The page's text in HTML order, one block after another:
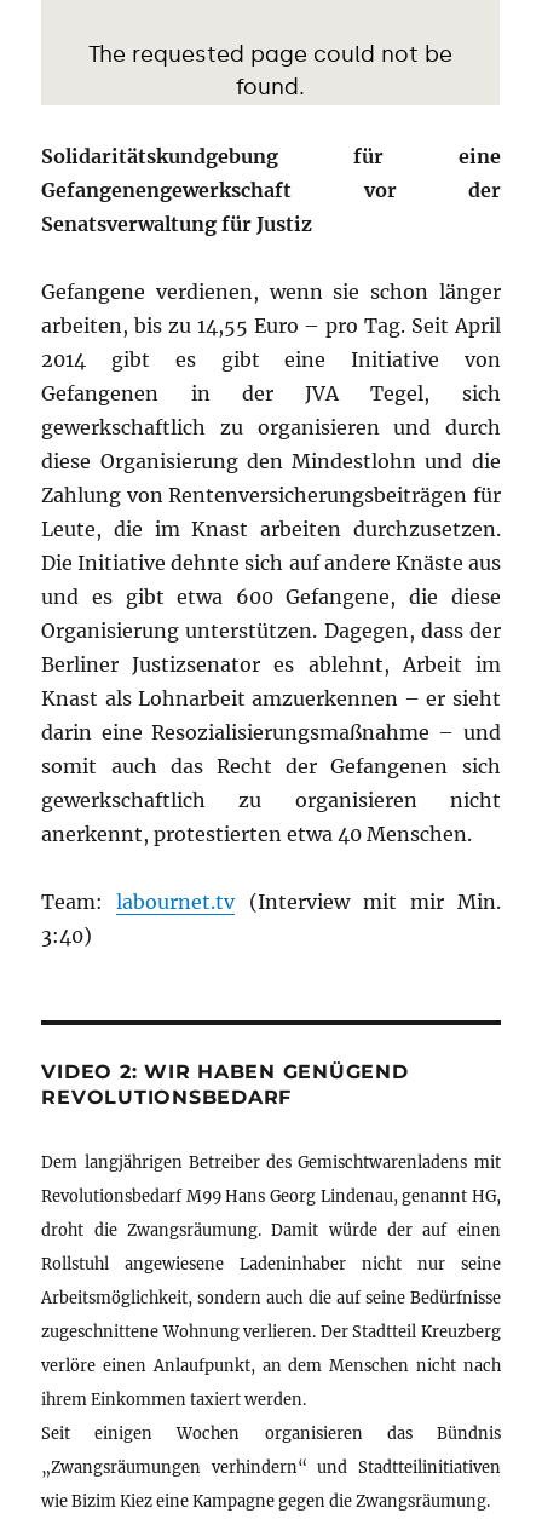
Solidaritätskundgebung für eine
Gefangenengewerkschaft vor der
Senatsverwaltung für Justiz
Gefangene verdienen, wenn sie schon länger
arbeiten, bis zu 14,55 Euro – pro Tag. Seit April
2014 gibt es gibt eine Initiative von
Gefangenen in der JVA Tegel, sich
gewerkschaftlich zu organisieren und durch
diese Organisierung den Mindestlohn und die
Zahlung von Rentenversicherungsbeiträgen für
Leute, die im Knast arbeiten durchzusetzen.
Die Initiative dehnte sich auf andere Knäste aus
und es gibt etwa 600 Gefangene, die diese
Organisierung unterstützen. Dagegen, dass der
Berliner Justizsenator es ablehnt, Arbeit im
Knast als Lohnarbeit amzuerkennen – er sieht
darin eine Resozialisierungsmaßnahme – und
somit auch das Recht der Gefangenen sich
gewerkschaftlich zu organisieren nicht
anerkennt, protestierten etwa 40 Menschen.
Team:labournet.tv(Interview mit mir Min.
3:40)
VIDEO 2: WIR HABEN GENÜGEND
REVOLUTIONSBEDARF
Dem langjährigen Betreiber des Gemischtwarenladens mit
Revolutionsbedarf M99 Hans Georg Lindenau, genannt HG,
droht die Zwangsräumung. Damit würde der auf einen
Rollstuhl angewiesene Ladeninhaber nicht nur seine
Arbeitsmöglichkeit, sondern auch die auf seine Bedürfnisse
zugeschnittene Wohnung verlieren. Der Stadtteil Kreuzberg
verlöre einen Anlaufpunkt, an dem Menschen nicht nach
ihrem Einkommen taxiert werden.
Seit einigen Wochen organisieren das Bündnis
„Zwangsräumungen verhindern“ und Stadtteilinitiativen
wie Bizim Kiez eine Kampagne gegen die Zwangsräumung.